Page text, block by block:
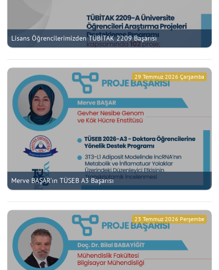
Lisans Öğrencilerimizden TÜBİTAK 2209 Başarısı
Merve BAŞAR'ın TÜSEB A3 Başarısı
29 Temmuz 2026 Çarşamba
23 Temmuz 2026 Perşembe